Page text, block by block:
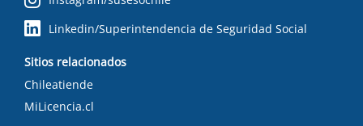
Linkedin/Superintendencia de Seguridad Social
Sitios relacionados
Chileatiende
MiLicencia.cl